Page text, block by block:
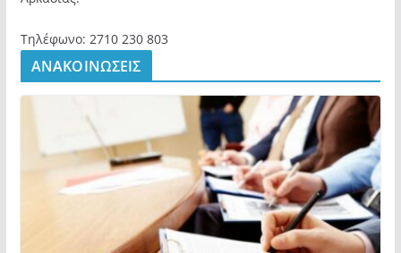
Τηλέφωνο: 2710 230 803
ΑΝΑΚΟΙΝΩΣΕΙΣ